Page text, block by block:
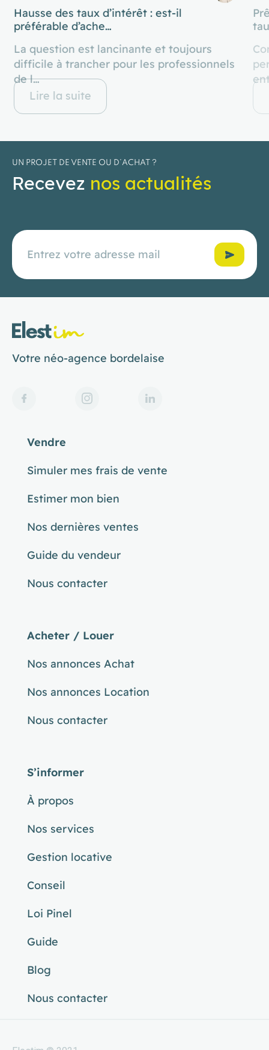
Hausse des taux d’intérêt : est-il
préférable d’ache…
La question est lancinante et toujours
difficile à trancher pour les professionnels
de l…
Lire la suite
UN PROJET DE VENTE OU D’ACHAT ?
Recevez nos actualités
Votre néo-agence bordelaise
Vendre
Simuler mes frais de vente
Estimer mon bien
Nos dernières ventes
Guide du vendeur
Nous contacter
Acheter / Louer
Nos annonces Achat
Nos annonces Location
Nous contacter
S’informer
À propos
Nos services
Gestion locative
Conseil
Loi Pinel
Guide
Blog
Nous contacter